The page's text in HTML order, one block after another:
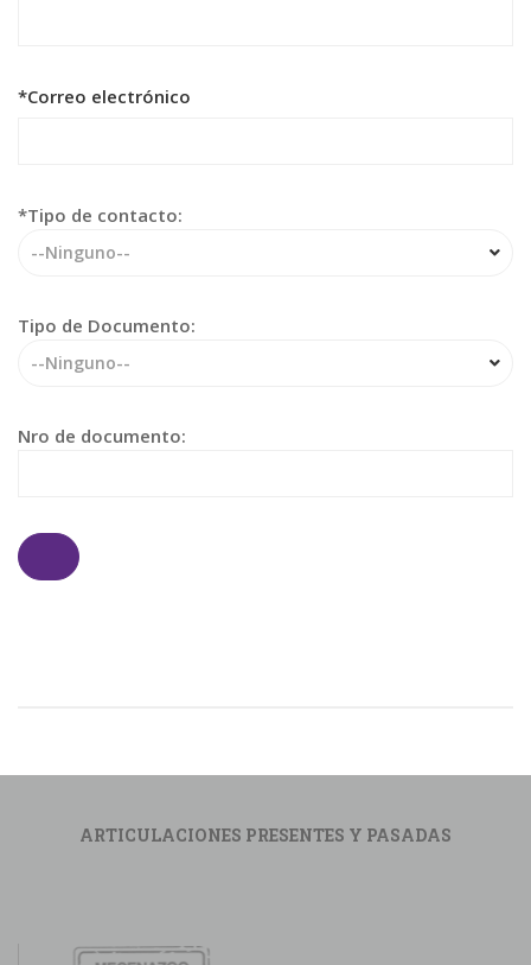
*Correo electrónico
*Tipo de contacto:
--Ninguno--
Tipo de Documento:
--Ninguno--
Nro de documento:
ARTICULACIONES PRESENTES Y PASADAS